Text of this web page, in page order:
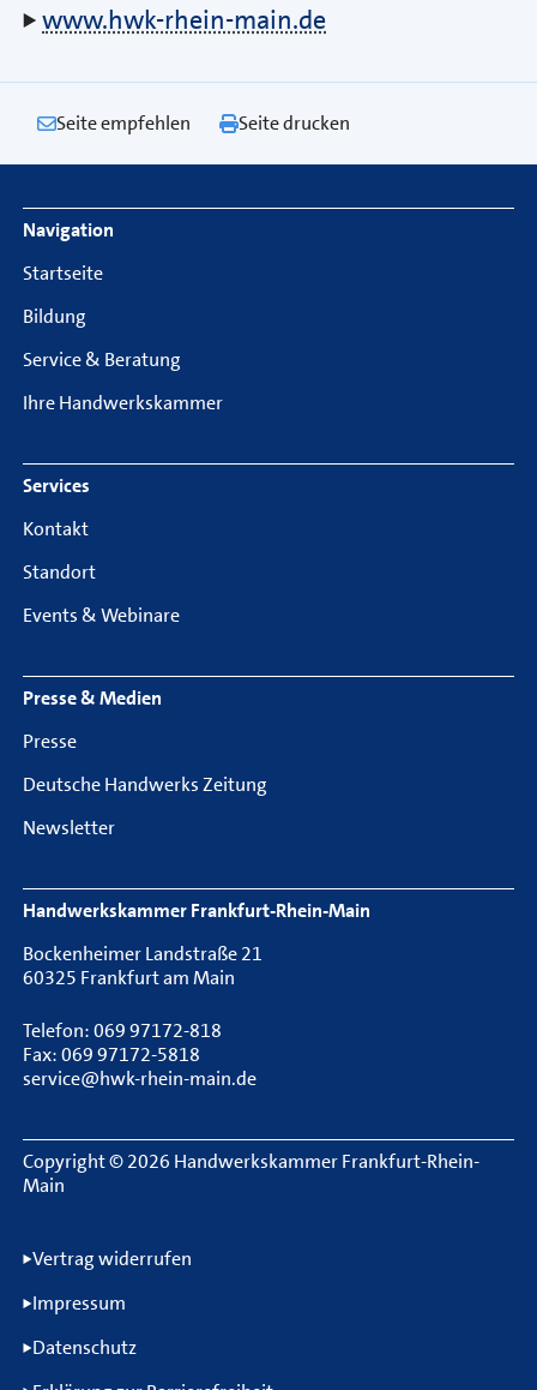
www.hwk-rhein-main.de
Seite empfehlen Seite drucken
Footer Navigation
Navigation
Startseite
Bildung
Service & Beratung
Ihre Handwerkskammer
Services
Kontakt
Standort
Events & Webinare
Presse & Medien
Presse
Deutsche Handwerks Zeitung
Newsletter
Handwerkskammer Frankfurt-Rhein-Main
Bockenheimer Landstraße 21
60325 Frankfurt am Main
Telefon: 069 97172-818
Fax: 069 97172-5818
service@hwk-rhein-main.de
Copyright © 2026 Handwerkskammer Frankfurt-Rhein-
Main
Rechtliche Informationen
Vertrag widerrufen
Impressum
Datenschutz